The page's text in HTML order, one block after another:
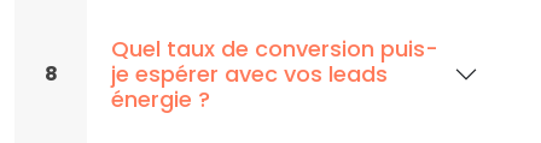
8
Quel taux de conversion puis-
je espérer avec vos leads
énergie ?